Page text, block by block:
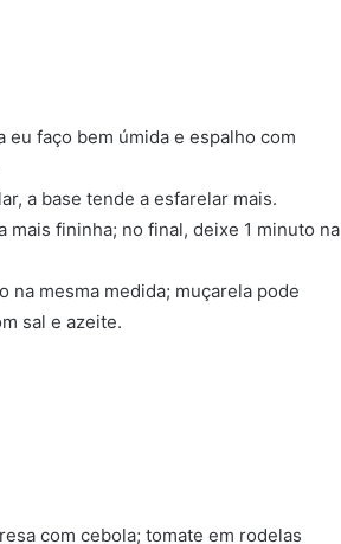
eu faço bem úmida e espalho com
a base tende a esfarelar mais.
mais fininha; no final, deixe 1 minuto na
na mesma medida; muçarela pode
sal e azeite.
com cebola; tomate em rodelas